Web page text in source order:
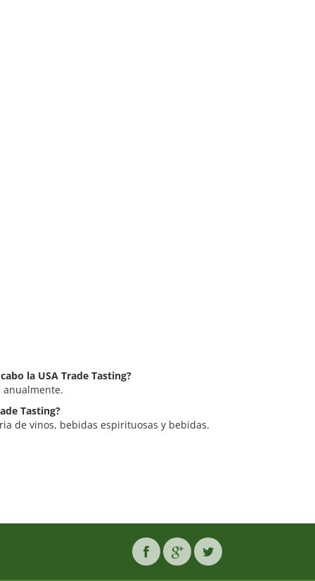
la USA Trade Tasting?
anualmente.
Tasting?
de vinos, bebidas espirituosas y bebidas.